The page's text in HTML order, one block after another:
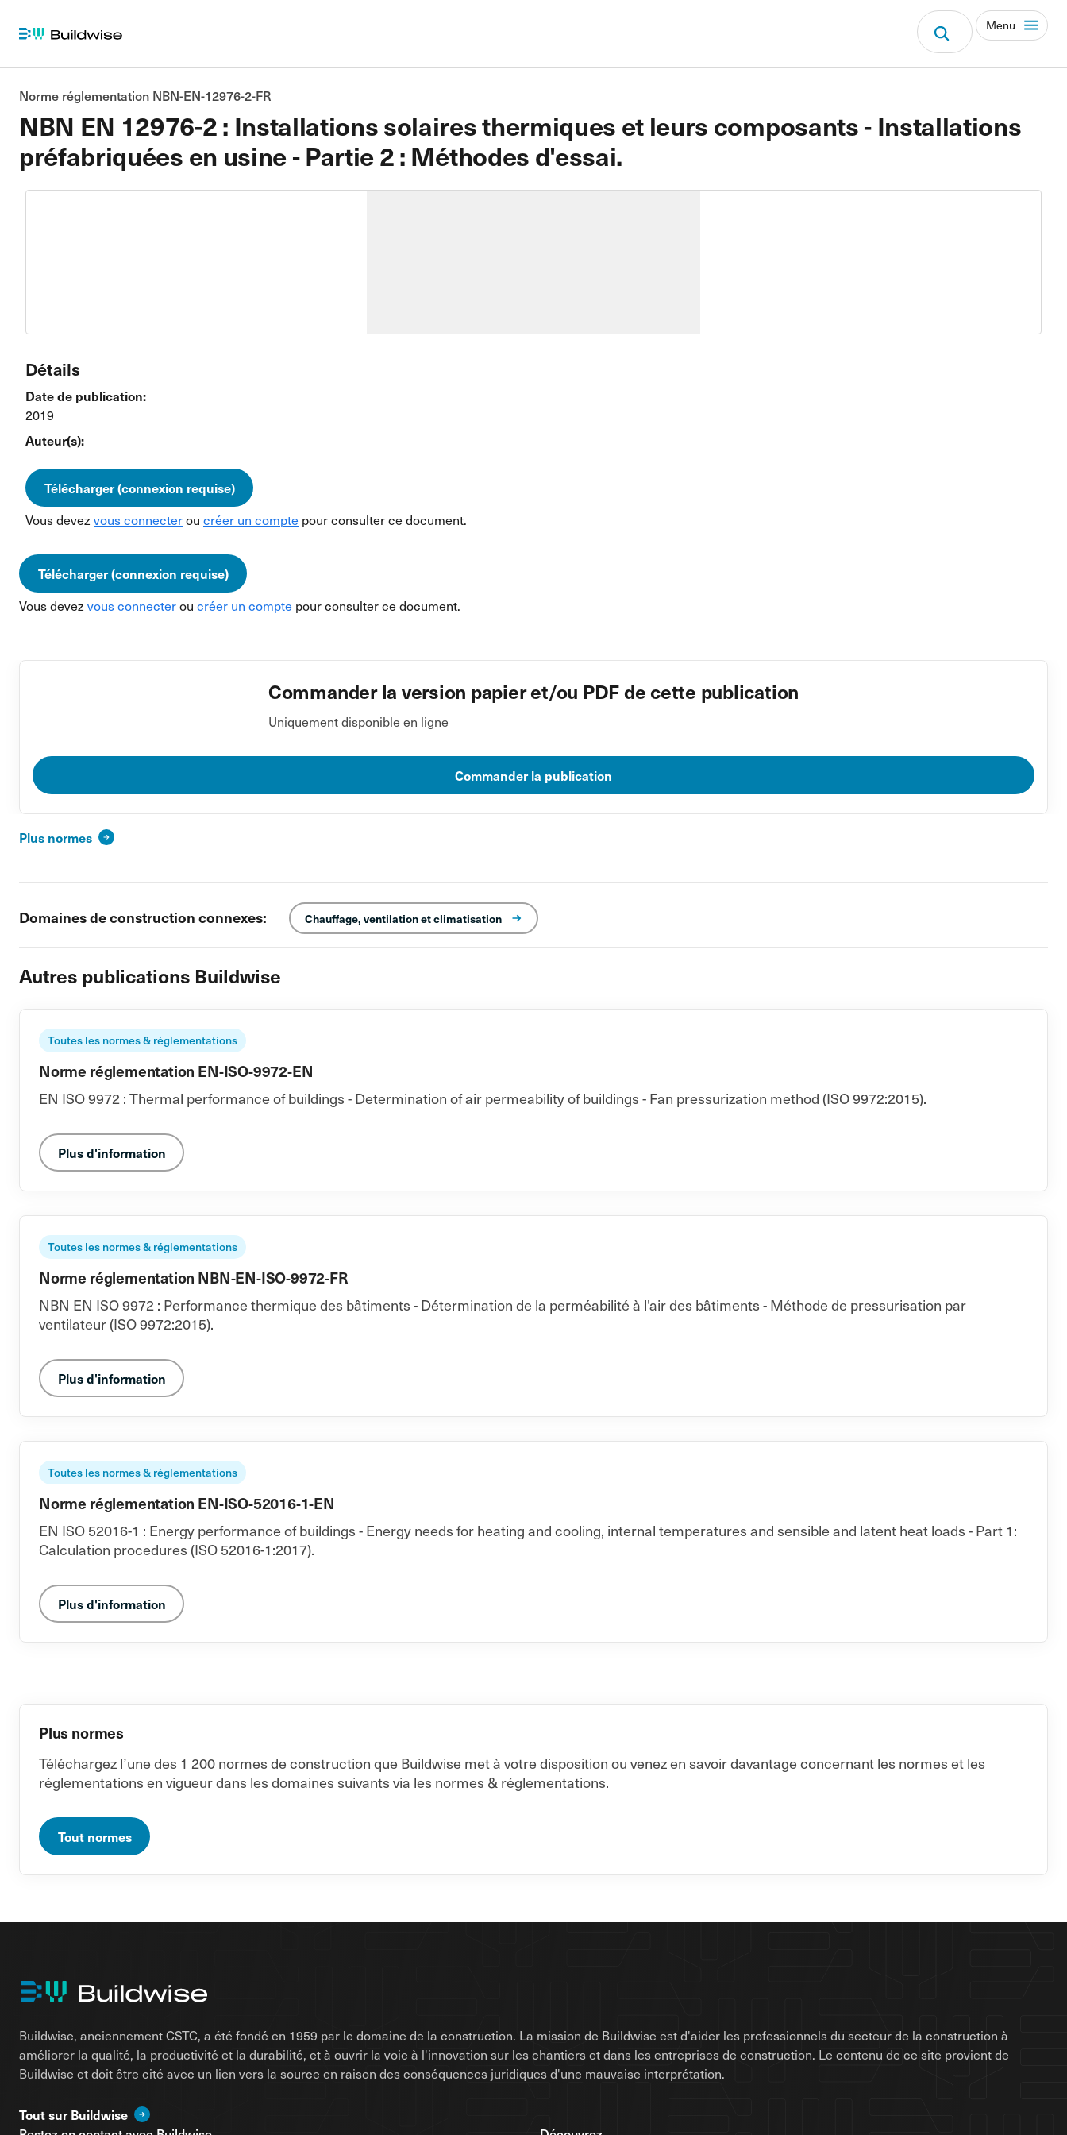
Menu
NBN EN 12976-2 : Installations solaires thermiques et leurs composants - Installations
préfabriquées en usine - Partie 2 : Méthodes d'essai.
Norme réglementation NBN-EN-12976-2-FR
Détails
Date de publication:
2019
Auteur(s):
Télécharger (connexion requise)
Vous devez vous connecterou créer un compte pour consulter ce document.
Télécharger (connexion requise)
Vous devez vous connecterou créer un compte pour consulter ce document.
Commander la version papier et/ou PDF de cette publication
Uniquement disponible en ligne
Commander la publication
Plus normes
Domaines de construction connexes: Chauffage, ventilation et climatisation
Autres publications Buildwise
Toutes les normes & réglementations
Norme réglementation EN-ISO-9972-EN
EN ISO 9972 : Thermal performance of buildings - Determination of air permeability of buildings - Fan pressurization method (ISO 9972:2015).
Plus d'information
Toutes les normes & réglementations
Norme réglementation NBN-EN-ISO-9972-FR
NBN EN ISO 9972 : Performance thermique des bâtiments - Détermination de la perméabilité à l'air des bâtiments - Méthode de pressurisation par
ventilateur (ISO 9972:2015).
Plus d'information
Toutes les normes & réglementations
Norme réglementation EN-ISO-52016-1-EN
EN ISO 52016-1 : Energy performance of buildings - Energy needs for heating and cooling, internal temperatures and sensible and latent heat loads - Part 1:
Calculation procedures (ISO 52016-1:2017).
Plus d'information
Plus normes
Téléchargez l’une des 1 200 normes de construction que Buildwise met à votre disposition ou venez en savoir davantage concernant les normes et les
réglementations en vigueur dans les domaines suivants via les normes & réglementations.
Tout normes
Buildwise, anciennement CSTC, a été fondé en 1959 par le domaine de la construction. La mission de Buildwise est d'aider les professionnels du secteur de la construction à
améliorer la qualité, la productivité et la durabilité, et à ouvrir la voie à l'innovation sur les chantiers et dans les entreprises de construction. Le contenu de ce site provient de
Buildwise et doit être cité avec un lien vers la source en raison des conséquences juridiques d'une mauvaise interprétation.
Tout sur Buildwise